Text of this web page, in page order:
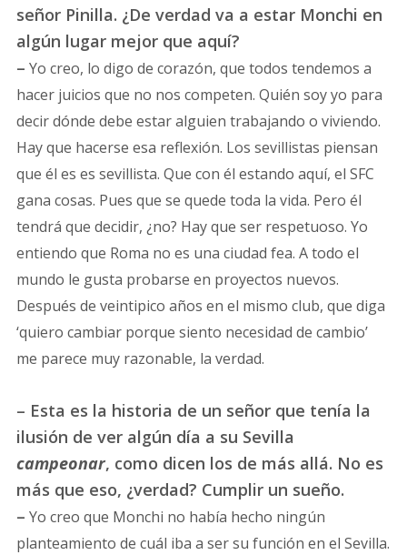
señor Pinilla. ¿De verdad va a estar Monchi en
algún lugar mejor que aquí?
– Yo creo, lo digo de corazón, que todos tendemos a
hacer juicios que no nos competen. Quién soy yo para
decir dónde debe estar alguien trabajando o viviendo.
Hay que hacerse esa reflexión. Los sevillistas piensan
que él es es sevillista. Que con él estando aquí, el SFC
gana cosas. Pues que se quede toda la vida. Pero él
tendrá que decidir, ¿no? Hay que ser respetuoso. Yo
entiendo que Roma no es una ciudad fea. A todo el
mundo le gusta probarse en proyectos nuevos.
Después de veintipico años en el mismo club, que diga
‘quiero cambiar porque siento necesidad de cambio’
me parece muy razonable, la verdad.
– Esta es la historia de un señor que tenía la
ilusión de ver algún día a su Sevilla
campeonar, como dicen los de más allá. No es
más que eso, ¿verdad? Cumplir un sueño.
– Yo creo que Monchi no había hecho ningún
planteamiento de cuál iba a ser su función en el Sevilla.